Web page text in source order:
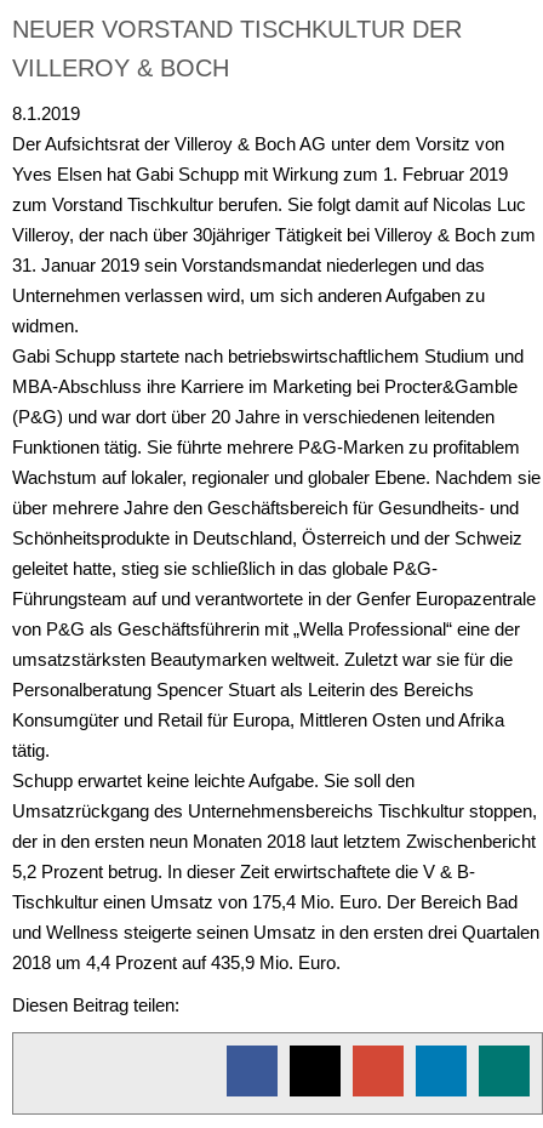
NEUER VORSTAND TISCHKULTUR DER
VILLEROY & BOCH
8.1.2019
Der Aufsichtsrat der Villeroy & Boch AG unter dem Vorsitz von
Yves Elsen hat Gabi Schupp mit Wirkung zum 1. Februar 2019
zum Vorstand Tischkultur berufen. Sie folgt damit auf Nicolas Luc
Villeroy, der nach über 30jähriger Tätigkeit bei Villeroy & Boch zum
31. Januar 2019 sein Vorstandsmandat niederlegen und das
Unternehmen verlassen wird, um sich anderen Aufgaben zu
widmen.
Gabi Schupp startete nach betriebswirtschaftlichem Studium und
MBA-Abschluss ihre Karriere im Marketing bei Procter&Gamble
(P&G) und war dort über 20 Jahre in verschiedenen leitenden
Funktionen tätig. Sie führte mehrere P&G-Marken zu profitablem
Wachstum auf lokaler, regionaler und globaler Ebene. Nachdem sie
über mehrere Jahre den Geschäftsbereich für Gesundheits- und
Schönheitsprodukte in Deutschland, Österreich und der Schweiz
geleitet hatte, stieg sie schließlich in das globale P&G-
Führungsteam auf und verantwortete in der Genfer Europazentrale
von P&G als Geschäftsführerin mit „Wella Professional“ eine der
umsatzstärksten Beautymarken weltweit. Zuletzt war sie für die
Personalberatung Spencer Stuart als Leiterin des Bereichs
Konsumgüter und Retail für Europa, Mittleren Osten und Afrika
tätig.
Schupp erwartet keine leichte Aufgabe. Sie soll den
Umsatzrückgang des Unternehmensbereichs Tischkultur stoppen,
der in den ersten neun Monaten 2018 laut letztem Zwischenbericht
5,2 Prozent betrug. In dieser Zeit erwirtschaftete die V & B-
Tischkultur einen Umsatz von 175,4 Mio. Euro. Der Bereich Bad
und Wellness steigerte seinen Umsatz in den ersten drei Quartalen
2018 um 4,4 Prozent auf 435,9 Mio. Euro.
Diesen Beitrag teilen: